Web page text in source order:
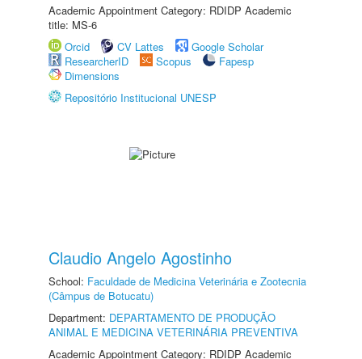
Academic Appointment Category: RDIDP Academic
title: MS-6
Orcid
CV Lattes
Google Scholar
ResearcherID
Scopus
Fapesp
Dimensions
Repositório Institucional UNESP
Claudio Angelo Agostinho
School: Faculdade de Medicina Veterinária e Zootecnia
(Câmpus de Botucatu)
Department: DEPARTAMENTO DE PRODUÇÃO
ANIMAL E MEDICINA VETERINÁRIA PREVENTIVA
Academic Appointment Category: RDIDP Academic